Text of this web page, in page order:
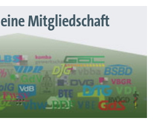
Mitgliedschaft